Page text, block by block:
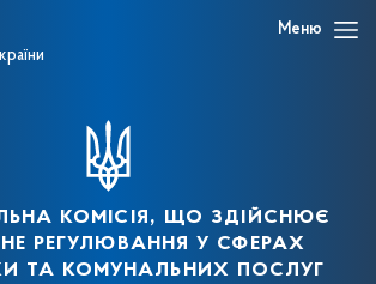
Меню
комісія, що здійснює
регулювання у сферах
та комунальних послуг